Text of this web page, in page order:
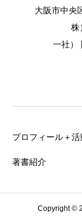
大阪市中央
株
一社）
プロフィール＋
著書紹介
Copyright ©